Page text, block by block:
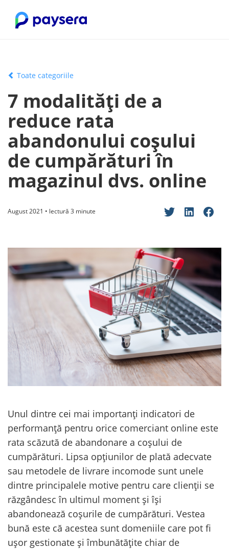
Toate categoriile
7 modalități de a
reduce rata
abandonului coșului
de cumpărături în
magazinul dvs. online
August 2021 • lectură 3 minute
Unul dintre cei mai importanți indicatori de
performanță pentru orice comerciant online este
rata scăzută de abandonare a coșului de
cumpărături. Lipsa opțiunilor de plată adecvate
sau metodele de livrare incomode sunt unele
dintre principalele motive pentru care clienții se
răzgândesc în ultimul moment și își
abandonează coșurile de cumpărături. Vestea
bună este că acestea sunt domeniile care pot fi
ușor gestionate și îmbunătățite chiar de